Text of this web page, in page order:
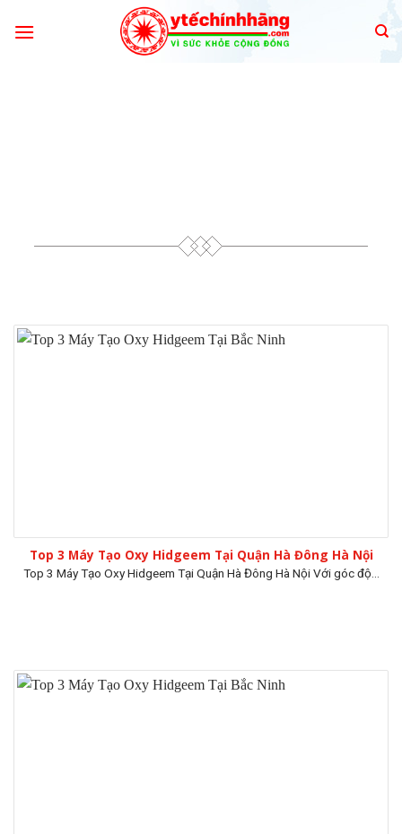
Top 3 Máy Tạo Oxy Hidgeem Tại Quận Hà Đông Hà Nội
Top 3 Máy Tạo Oxy Hidgeem Tại Quận Hà Đông Hà Nội Với góc độ...